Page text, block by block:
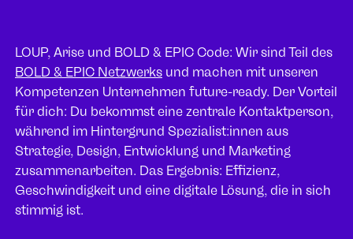
LOUP, Arise und BOLD & EPIC Code: Wir sind Teil des
BOLD & EPIC Netzwerks und machen mit unseren
Kompetenzen Unternehmen future-ready. Der Vorteil
für dich: Du bekommst eine zentrale Kontaktperson,
während im Hintergrund Spezialist:innen aus
Strategie, Design, Entwicklung und Marketing
zusammenarbeiten. Das Ergebnis: Effizienz,
Geschwindigkeit und eine digitale Lösung, die in sich
stimmig ist.